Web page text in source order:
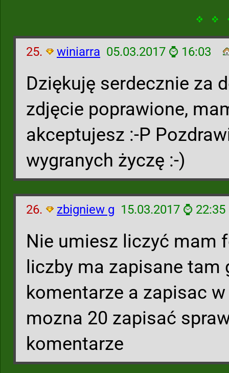
25. winiarra 05.03.2017 ⌚ 16:03
Dziękuję serdecznie za
zdjęcie poprawione,
akceptujesz :-P
wygranych życzę :-)
26. zbigniew g 15.03.2017 ⌚ 22:35
Nie umiesz liczyć mam
liczby ma zapisane tam
komentarze a zapisac
mozna 20 zapisać
komentarze